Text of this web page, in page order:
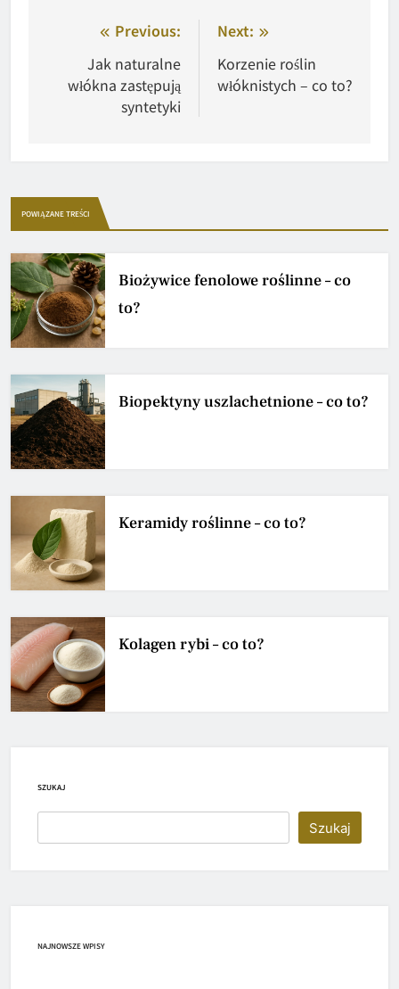
Nawigacja
wpisu
Previous:
Jak naturalne
włókna zastępują
syntetyki
Next:
Korzenie roślin
włóknistych – co to?
POWIĄZANE TREŚCI
Biożywice fenolowe roślinne – co
to?
Biopektyny uszlachetnione – co to?
Keramidy roślinne – co to?
Kolagen rybi – co to?
SZUKAJ
Szukaj
NAJNOWSZE WPISY